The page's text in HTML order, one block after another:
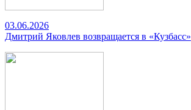
03.06.2026
Дмитрий Яковлев возвращается в «Кузбасс»